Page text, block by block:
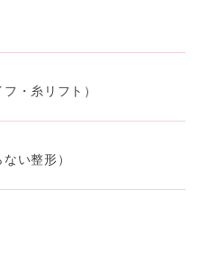
・糸リフト）
い整形）